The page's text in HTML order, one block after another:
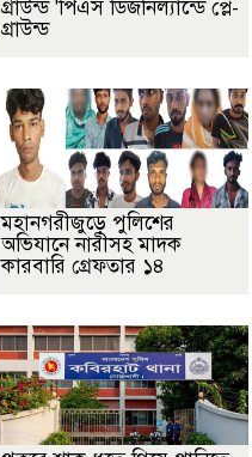
গ্রাউন্ড 'পিএস ডিজনিল্যান্ডে প্লে-
গ্রাউন্ড
মহানগরীজুড়ে পুলিশের
অভিযানে নারীসহ মাদক
কারবারি গ্রেফতার ১৪